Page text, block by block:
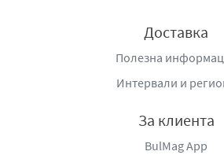
Доставка
Полезна
Интервали и
За клиента
BulMag App